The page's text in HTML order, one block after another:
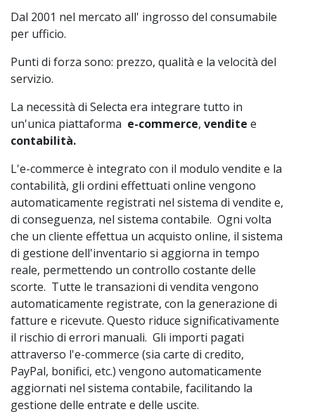
Dal 2001 nel mercato all' ingrosso del consumabile
per ufficio.
Punti di forza sono: prezzo, qualità e la velocità del
servizio.
La necessità di Selecta era integrare tutto in
un'unica piattaforma e-commerce, vendite e
contabilità.
L'e-commerce è integrato con il modulo vendite e la
contabilità, gli ordini effettuati online vengono
automaticamente registrati nel sistema di vendite e,
di conseguenza, nel sistema contabile. Ogni volta
che un cliente effettua un acquisto online, il sistema
di gestione dell'inventario si aggiorna in tempo
reale, permettendo un controllo costante delle
scorte. Tutte le transazioni di vendita vengono
automaticamente registrate, con la generazione di
fatture e ricevute. Questo riduce significativamente
il rischio di errori manuali. Gli importi pagati
attraverso l'e-commerce (sia carte di credito,
PayPal, bonifici, etc.) vengono automaticamente
aggiornati nel sistema contabile, facilitando la
gestione delle entrate e delle uscite.